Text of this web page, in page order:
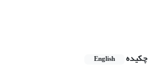
چکیده
English